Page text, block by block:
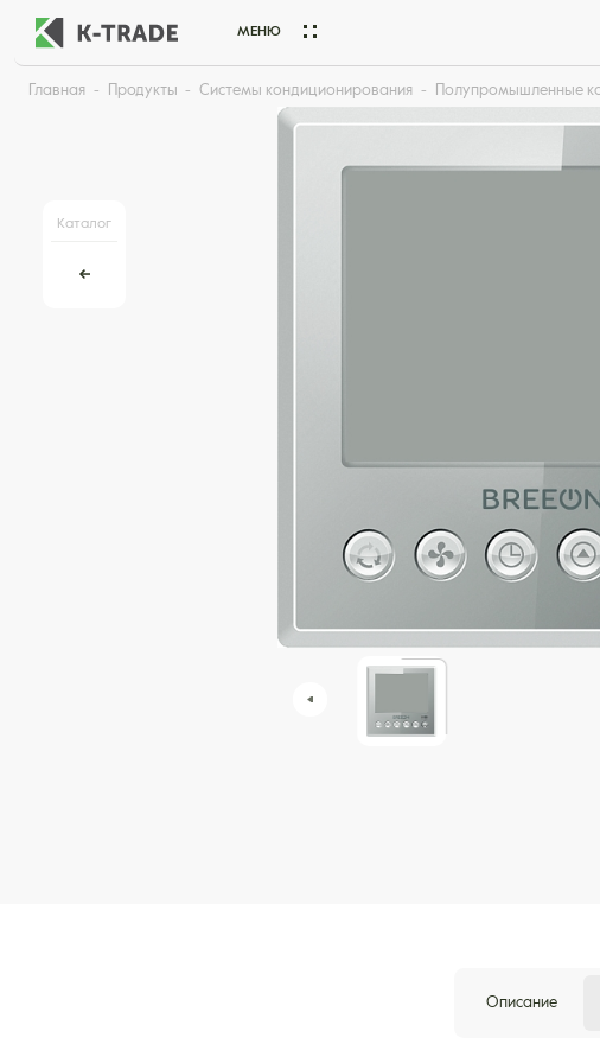
Начните искать товар по названию или артикулу
МЕНЮ
Главная Продукты Системы кондиционирования Полупромышленные
Каталог
Описание